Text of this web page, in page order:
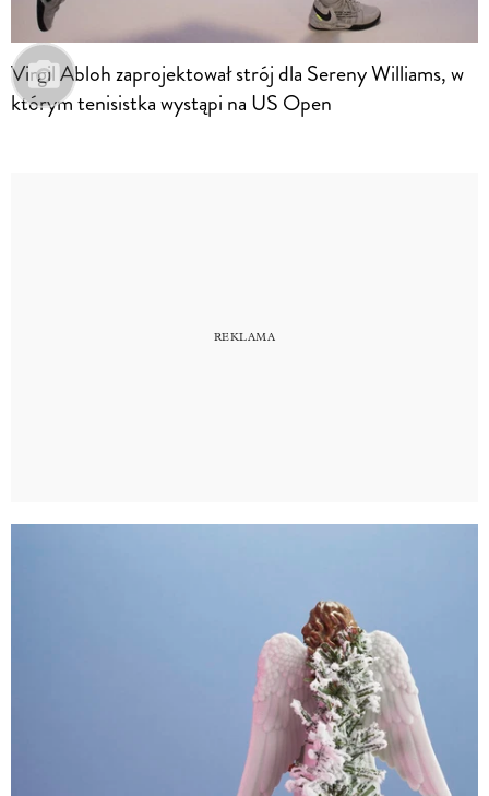
Virgil Abloh zaprojektował strój dla Sereny Williams, w
którym tenisistka wystąpi na US Open